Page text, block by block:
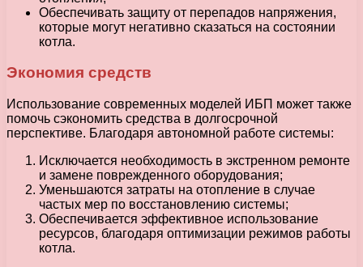
Обеспечивать защиту от перепадов напряжения,
которые могут негативно сказаться на состоянии
котла.
Экономия средств
Использование современных моделей ИБП может также
помочь сэкономить средства в долгосрочной
перспективе. Благодаря автономной работе системы:
Исключается необходимость в экстренном ремонте
и замене поврежденного оборудования;
Уменьшаются затраты на отопление в случае
частых мер по восстановлению системы;
Обеспечивается эффективное использование
ресурсов, благодаря оптимизации режимов работы
котла.